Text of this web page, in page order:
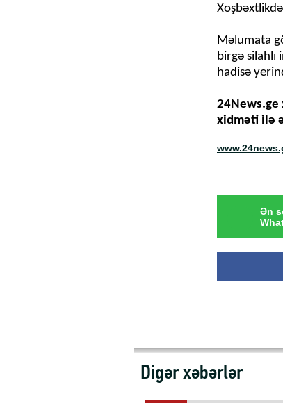
Məlumata
birgə silahlı
hadisə
xidməti ilə
Ən
Digər xəbərlər